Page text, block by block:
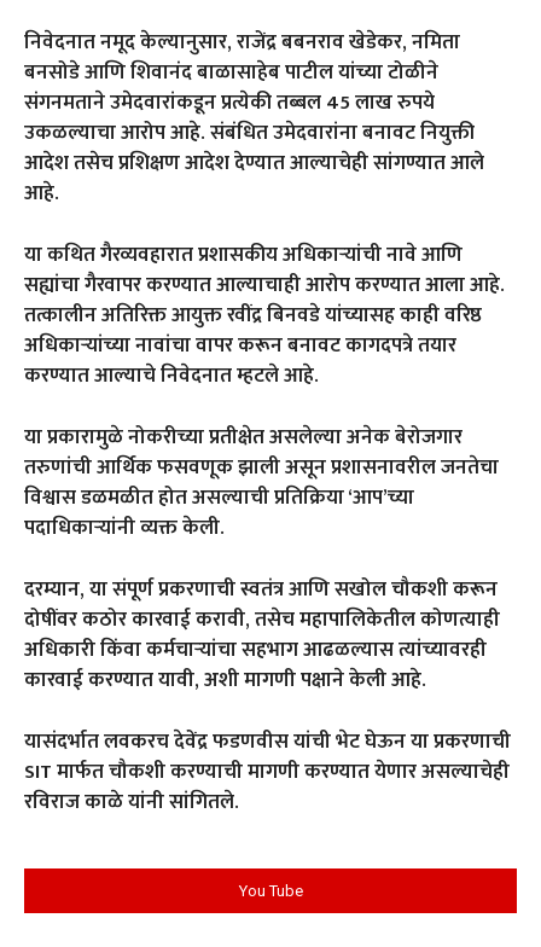
निवेदनात नमूद केल्यानुसार, राजेंद्र बबनराव खेडेकर, नमिता
बनसोडे आणि शिवानंद बाळासाहेब पाटील यांच्या टोळीने
संगनमताने उमेदवारांकडून प्रत्येकी तब्बल 45 लाख रुपये
उकळल्याचा आरोप आहे. संबंधित उमेदवारांना बनावट नियुक्ती
आदेश तसेच प्रशिक्षण आदेश देण्यात आल्याचेही सांगण्यात आले
आहे.
या कथित गैरव्यवहारात प्रशासकीय अधिकाऱ्यांची नावे आणि
सह्यांचा गैरवापर करण्यात आल्याचाही आरोप करण्यात आला आहे.
तत्कालीन अतिरिक्त आयुक्त रवींद्र बिनवडे यांच्यासह काही वरिष्ठ
अधिकाऱ्यांच्या नावांचा वापर करून बनावट कागदपत्रे तयार
करण्यात आल्याचे निवेदनात म्हटले आहे.
या प्रकारामुळे नोकरीच्या प्रतीक्षेत असलेल्या अनेक बेरोजगार
तरुणांची आर्थिक फसवणूक झाली असून प्रशासनावरील जनतेचा
विश्वास डळमळीत होत असल्याची प्रतिक्रिया ‘आप’च्या
पदाधिकाऱ्यांनी व्यक्त केली.
दरम्यान, या संपूर्ण प्रकरणाची स्वतंत्र आणि सखोल चौकशी करून
दोषींवर कठोर कारवाई करावी, तसेच महापालिकेतील कोणत्याही
अधिकारी किंवा कर्मचाऱ्यांचा सहभाग आढळल्यास त्यांच्यावरही
कारवाई करण्यात यावी, अशी मागणी पक्षाने केली आहे.
यासंदर्भात लवकरच देवेंद्र फडणवीस यांची भेट घेऊन या प्रकरणाची
SIT मार्फत चौकशी करण्याची मागणी करण्यात येणार असल्याचेही
रविराज काळे यांनी सांगितले.
You Tube